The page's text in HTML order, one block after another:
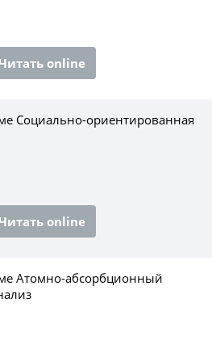
Читать online
Социально-ориентированная
Читать online
Атомно-абсорбционный